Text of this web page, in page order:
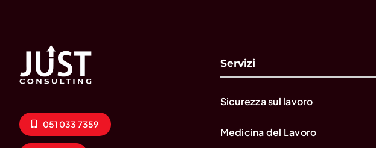
051 033 7359
Servizi
Sicurezza sul lavoro
Medicina del Lavoro